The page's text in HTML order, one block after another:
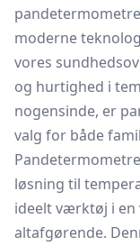
moderne
vores
og hurtighed i
nogensinde, er
valg for både
løsning til
ideelt værktøj i en
altafgørende.